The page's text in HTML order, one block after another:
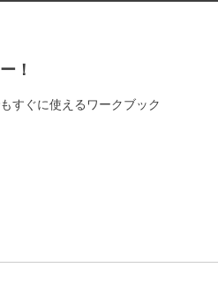
！
すぐに使えるワークブック